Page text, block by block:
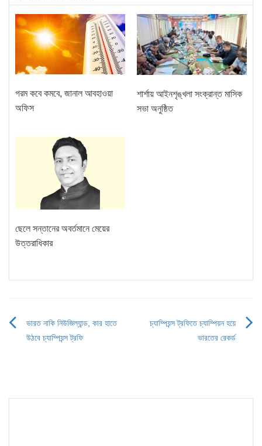
গরম কবে কমবে, জানাল আবহাওয়া
অফিস
শার্শায় আইনশৃঙ্খলা সংক্রান্ত মাসিক
সভা অনুষ্ঠিত
ছেলে সন্তানের অবর্তমানে মেয়ের
উত্তরাধিকার
Post
ভারত নাকি নিউজিল্যান্ড, কার হাতে
উঠবে চ্যাম্পিয়ন্স ট্রফি
চ্যাম্পিয়ন্স ট্রফিতে চ্যাম্পিয়ন হয়ে
ভারতের রেকর্ড